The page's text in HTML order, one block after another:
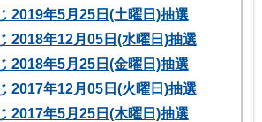
2019年5月25日(土曜日)抽選
2018年12月05日(水曜日)抽選
2018年5月25日(金曜日)抽選
2017年12月05日(火曜日)抽選
2017年5月25日(木曜日)抽選